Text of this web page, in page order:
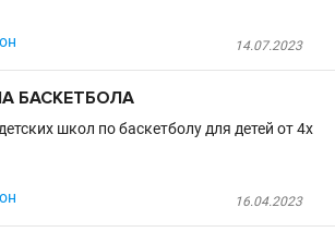
14.07.2023
БАСКЕТБОЛА
школ по баскетболу для детей от 4х
16.04.2023